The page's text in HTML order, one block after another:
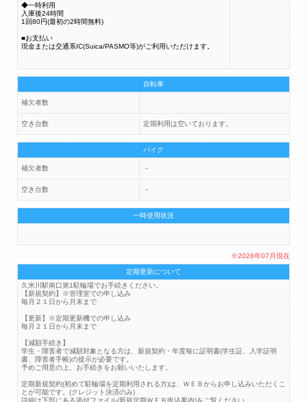
◆一時利用
入庫後24時間
1回80円(最初の2時間無料)
■お支払い
現金または交通系IC(Suica/PASMO等)がご利用いただけます。
自転車
補欠者数
空き台数 定期利用は空いております。
バイク
補欠者数 －
空き台数 －
一時使用状況
※2026年07月現在
定期更新について
久米川駅南口第1駐輪場でお手続きください。
【新規契約】※管理室での申し込み
毎月２１日から月末まで
【更新】※定期更新機での申し込み
毎月２１日から月末まで
【減額手続き】
学生・障害者で減額対象となる方は、新規契約・年度毎に証明書(学生証、入学証明
書、障害者手帳)の提示が必要です。
予めご用意の上、お手続きをお願いいたします。
定期新規契約(初めて駐輪場を定期利用される方)は、ＷＥＢからお申し込みいただくこ
とが可能です。(クレジット決済のみ)
詳細は下部にある添付ファイル(新規定期ＷＥＢ申込案内)をご覧ください。